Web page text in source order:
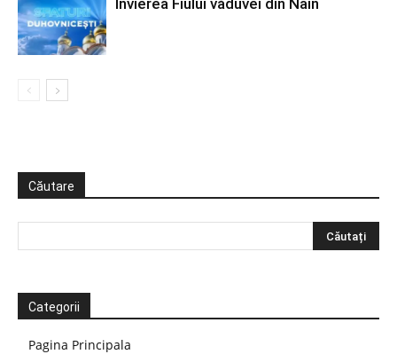
Învierea Fiului văduvei din Nain
Căutare
Categorii
Pagina Principala